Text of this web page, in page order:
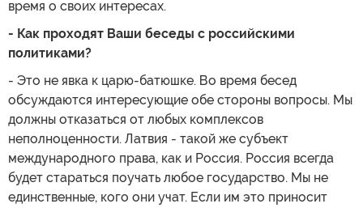
время о своих интересах.
- Как проходят Ваши беседы с российскими
политиками?
- Это не явка к царю-батюшке. Во время бесед
обсуждаются интересующие обе стороны вопросы. Мы
должны отказаться от любых комплексов
неполноценности. Латвия - такой же субъект
международного права, как и Россия. Россия всегда
будет стараться поучать любое государство. Мы не
единственные, кого они учат. Если им это приносит